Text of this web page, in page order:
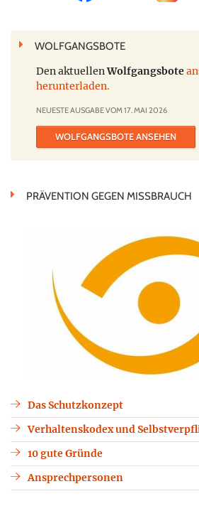
WOLFGANGSBOTE
Den aktuellenWolfgangsbote
herunterladen.
NEUESTE AUSGABE VOM 17. MAI 2026
WOLFGANGSBOTE ANSEHEN
PRÄVENTION GEGEN MISSBRAUCH
Das Schutzkonzept
Verhaltenskodex und
10 gute Gründe
Ansprechpersonen